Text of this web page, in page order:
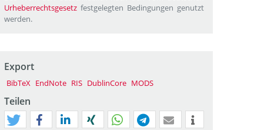
Urheberrechtsgesetz festgelegten Bedingungen genutzt
werden.
Export
BibTeX EndNote RIS DublinCore MODS
Teilen